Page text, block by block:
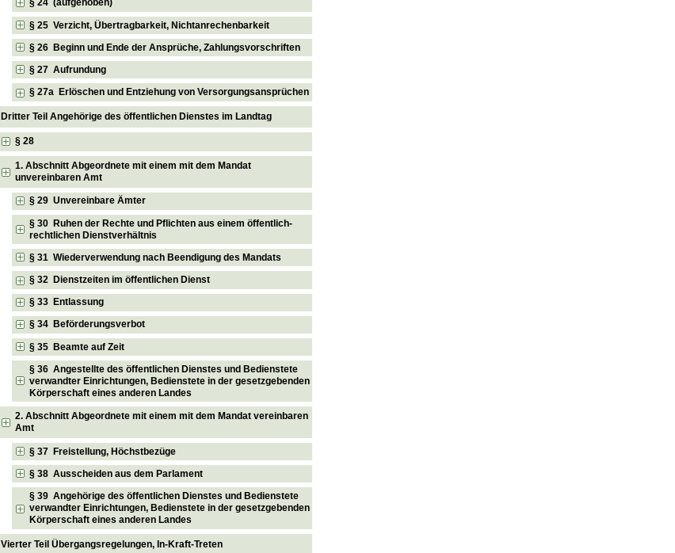
§ 24 (aufgehoben)
§ 25 Verzicht, Übertragbarkeit, Nichtanrechenbarkeit
§ 26 Beginn und Ende der Ansprüche, Zahlungsvorschriften
§ 27 Aufrundung
§ 27a Erlöschen und Entziehung von Versorgungsansprüchen
Dritter Teil Angehörige des öffentlichen Dienstes im Landtag
§ 28
1. Abschnitt Abgeordnete mit einem mit dem Mandat
unvereinbaren Amt
§ 29 Unvereinbare Ämter
§ 30 Ruhen der Rechte und Pflichten aus einem öffentlich-
rechtlichen Dienstverhältnis
§ 31 Wiederverwendung nach Beendigung des Mandats
§ 32 Dienstzeiten im öffentlichen Dienst
§ 33 Entlassung
§ 34 Beförderungsverbot
§ 35 Beamte auf Zeit
§ 36 Angestellte des öffentlichen Dienstes und Bedienstete
verwandter Einrichtungen, Bedienstete in der gesetzgebenden
Körperschaft eines anderen Landes
2. Abschnitt Abgeordnete mit einem mit dem Mandat vereinbaren
Amt
§ 37 Freistellung, Höchstbezüge
§ 38 Ausscheiden aus dem Parlament
§ 39 Angehörige des öffentlichen Dienstes und Bedienstete
verwandter Einrichtungen, Bedienstete in der gesetzgebenden
Körperschaft eines anderen Landes
Vierter Teil Übergangsregelungen, In-Kraft-Treten